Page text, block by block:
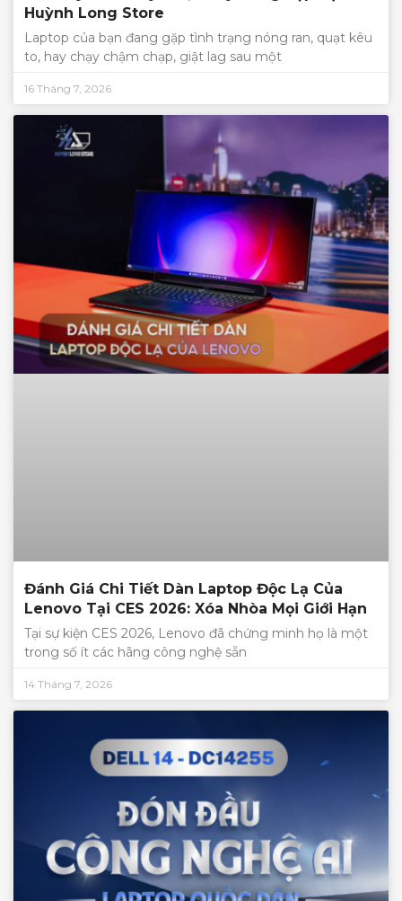
Huỳnh Long Store
Laptop của bạn đang gặp tình trạng nóng ran, quạt kêu
to, hay chạy chậm chạp, giật lag sau một
16 Tháng 7, 2026
Đánh Giá Chi Tiết Dàn Laptop Độc Lạ Của
Lenovo Tại CES 2026: Xóa Nhòa Mọi Giới Hạn
Tại sự kiện CES 2026, Lenovo đã chứng minh họ là một
trong số ít các hãng công nghệ sẵn
14 Tháng 7, 2026